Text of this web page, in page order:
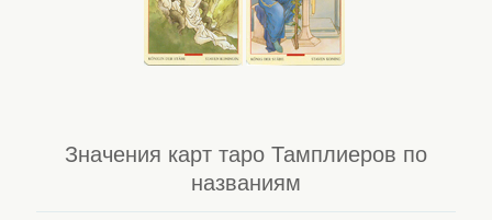
Значения карт таро Тамплиеров по
названиям